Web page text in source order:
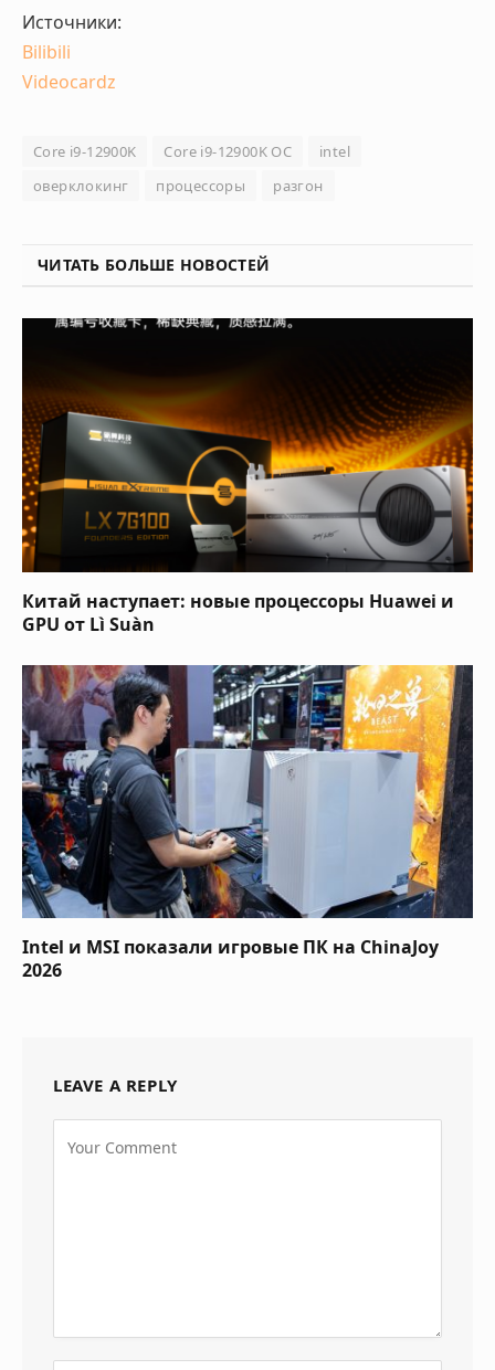
Источники:
Bilibili
Videocardz
Core i9-12900K Core i9-12900K OC
intel
оверклокинг
процессоры разгон
ЧИТАТЬ БОЛЬШЕ НОВОСТЕЙ
Китай наступает: новые процессоры Huawei и
GPU от Lì Suàn
Intel и MSI показали игровые ПК на ChinaJoy
2026
LEAVE A REPLY